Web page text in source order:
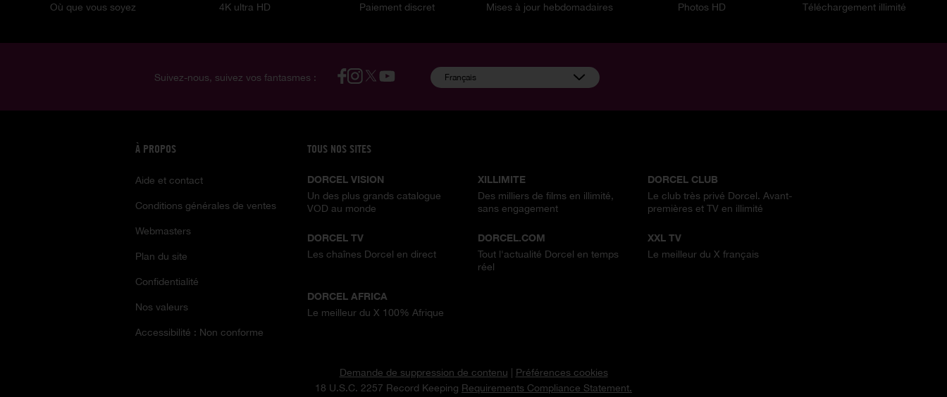
Où que vous soyez 4K ultra HD Paiement discret Mises à jour hebdomadaires Photos HD Téléchargement illimité
Suivez-nous, suivez vos fantasmes : Français
À PROPOS
Aide et contact
Conditions générales de ventes
Webmasters
Plan du site
Confidentialité
Nos valeurs
Accessibilité : Non conforme
TOUS NOS SITES
DORCEL VISION
Un des plus grands catalogue
VOD au monde
XILLIMITE
Des milliers de films en illimité,
sans engagement
DORCEL CLUB
Le club très privé Dorcel. Avant-
premières et TV en illimité
DORCEL TV
Les chaînes Dorcel en direct
DORCEL.COM
Tout l'actualité Dorcel en temps
réel
XXL TV
Le meilleur du X français
DORCEL AFRICA
Le meilleur du X 100% Afrique
Demande de suppression de contenu
Préférences cookies
18 U.S.C. 2257 Record Keeping Requirements Compliance Statement.